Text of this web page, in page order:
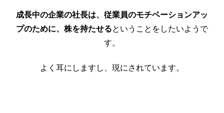
成長中の企業の社長は、従業員のモチベーションアッ
プのために、株を持たせるということをしたいようで
す。
よく耳にしますし、現にされています。